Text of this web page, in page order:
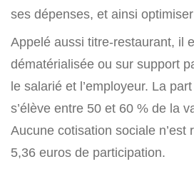
ses dépenses, et ainsi
Appelé aussi titre-restaurant, il
dématérialisée ou sur support
le salarié et l’employeur. La
s’élève entre 50 et 60 % de la
Aucune cotisation sociale n’est
5,36 euros de participation.